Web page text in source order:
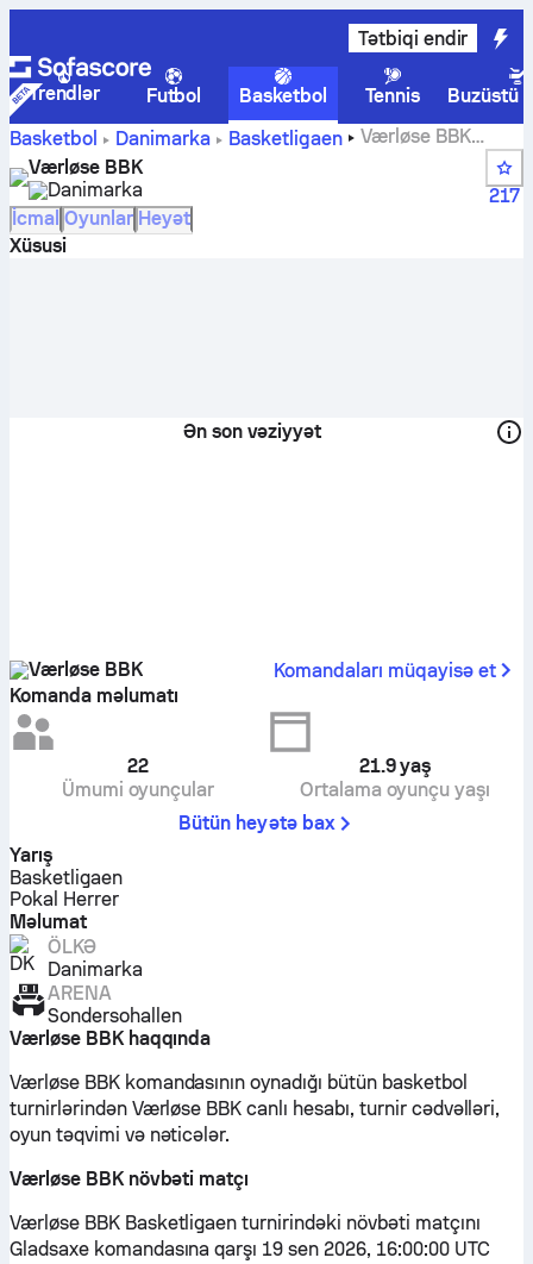
Tətbiqi endir
Trendlər Futbol Basketbol Tennis
Buzüstü
Basketbol
Danimarka Basketligaen
Værløse BBK
hesabları, turnir cədvəlləri, oyun təqvimi və oyunçuları
Værløse BBK
Danimarka
217
İcmal Oyunlar Heyət
Xüsusi
Ən son vəziyyət
Værløse BBK
Komandaları müqayisə et
Komanda məlumatı
22
Ümumi oyunçular
21.9yaş
Ortalama oyunçu yaşı
Bütün heyətə bax
Yarış
Basketligaen
Pokal Herrer
Məlumat
ÖLKƏ
Danimarka
ARENA
Sondersohallen
Værløse BBK haqqında
Værløse BBK komandasının oynadığı bütün basketbol
turnirlərindən Værløse BBK canlı hesabı, turnir cədvəlləri,
oyun təqvimi və nəticələr.
Værløse BBK növbəti matçı
Værløse BBK Basketligaen turnirindəki növbəti matçını
Gladsaxe komandasına qarşı 19 sen 2026, 16:00:00 UTC